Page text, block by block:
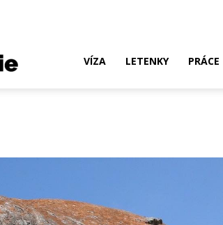
Austrálie?
VÍZA LETENKY PRÁCE